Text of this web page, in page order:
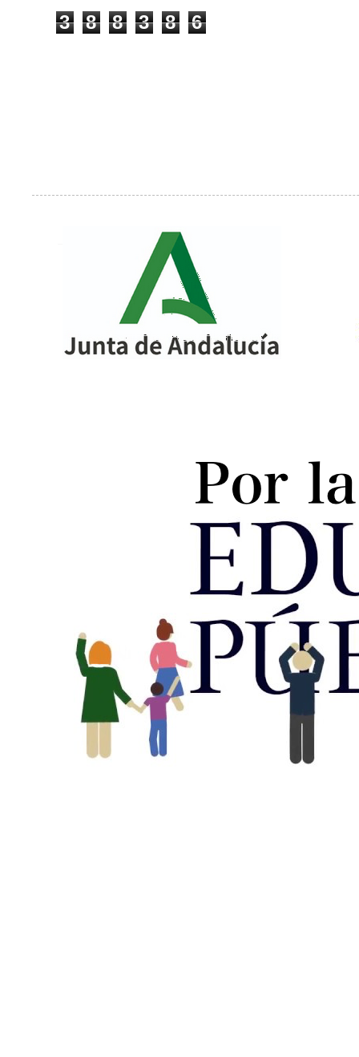
3 8 8 3 8 6